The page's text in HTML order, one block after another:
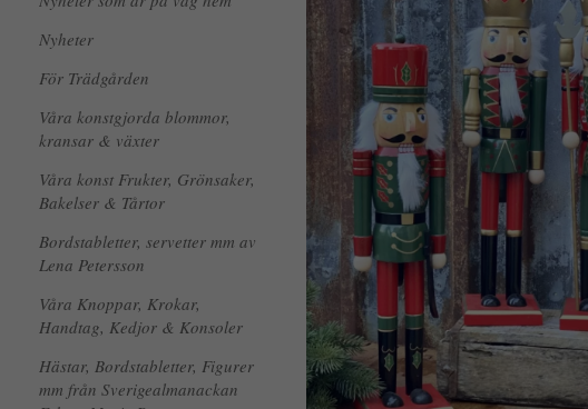
Nyheter
För Trädgården
Våra konstgjorda blommor,
kransar & växter
Våra konst Frukter, Grönsaker,
Bakelser & Tårtor
Bordstabletter, servetter mm av
Lena Petersson
Våra Knoppar, Krokar,
Handtag, Kedjor & Konsoler
Hästar, Bordstabletter, Figurer
mm från Sverigealmanackan